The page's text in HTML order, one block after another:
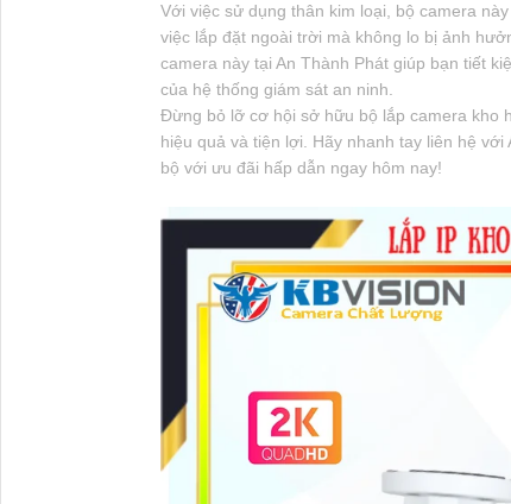
Với việc sử dụng thân kim loại, bộ camera
việc lắp đặt ngoài trời mà không lo bị ảnh
camera này tại An Thành Phát giúp bạn tiết
của hệ thống giám sát an ninh.
Đừng bỏ lỡ cơ hội sở hữu bộ lắp camera kho
hiệu quả và tiện lợi. Hãy nhanh tay liên hệ
bộ với ưu đãi hấp dẫn ngay hôm nay!